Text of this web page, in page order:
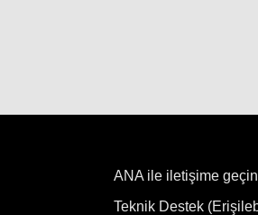
ANA ile iletişime geçin
Teknik Destek